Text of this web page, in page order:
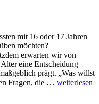
mit 16 oder 17 Jahren
möchten?
erwarten wir von
eine Entscheidung
prägt. „Was willst
Fragen, die … Mit
weiterlesen